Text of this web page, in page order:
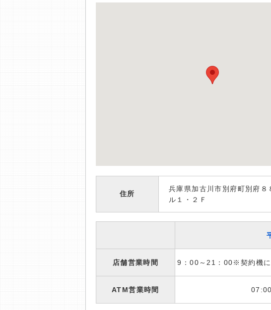
住所
兵庫県加古川市別府町別府
ル１・２Ｆ
店舗営業時間 9：00～21：00※契約機に
ATM営業時間